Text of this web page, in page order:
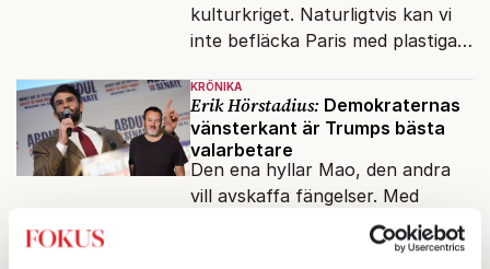
kulturkriget. Naturligtvis kan vi
inte befläcka Paris med plastiga
KRÖNIKA
Erik Hörstadius: Demokraternas
vänsterkant är Trumps bästa
valarbetare
Den ena hyllar Mao, den andra
vill avskaffa fängelser. Med
sådana motståndare behöver
presidenten knappt några